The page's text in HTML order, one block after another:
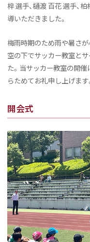
梓 選手、樋渡 百花 選手、
導いただきました。
梅雨時期のため雨や暑さが
空の下でサッカー教室と
た。当サッカー教室の開
らためてお礼申し上げます
開会式